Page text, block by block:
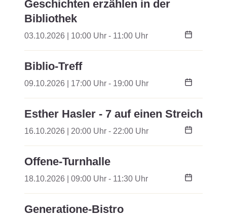
Geschichten erzählen in der
Bibliothek
03.10.2026 | 10:00 Uhr - 11:00 Uhr
Biblio-Treff
09.10.2026 | 17:00 Uhr - 19:00 Uhr
Esther Hasler - 7 auf einen Streich
16.10.2026 | 20:00 Uhr - 22:00 Uhr
Offene-Turnhalle
18.10.2026 | 09:00 Uhr - 11:30 Uhr
Generatione-Bistro